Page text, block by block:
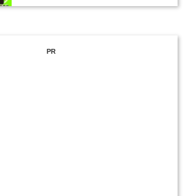
PR